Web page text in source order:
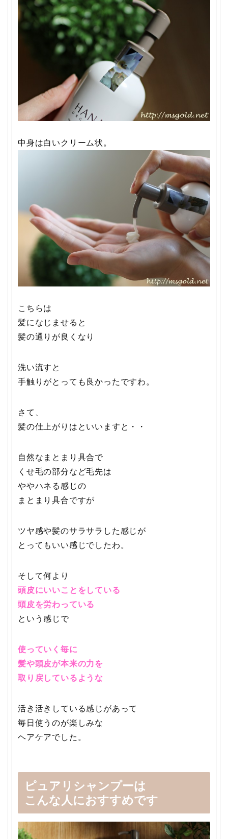
中身は白いクリーム状。
こちらは
髪になじませると
髪の通りが良くなり
洗い流すと
手触りがとっても良かったですわ。
さて、
髪の仕上がりはといいますと・・
自然なまとまり具合で
くせ毛の部分など毛先は
ややハネる感じの
まとまり具合ですが
ツヤ感や髪のサラサラした感じが
とってもいい感じでしたわ。
そして何より
頭皮にいいことをしている
頭皮を労わっている
という感じで
使っていく毎に
髪や頭皮が本来の力を
取り戻しているような
活き活きしている感じがあって
毎日使うのが楽しみな
ヘアケアでした。
ピュアリシャンプーは
こんな人におすすめです